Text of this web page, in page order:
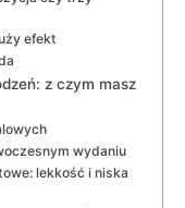
efekt
z czym masz
wydaniu
lekkość i niska